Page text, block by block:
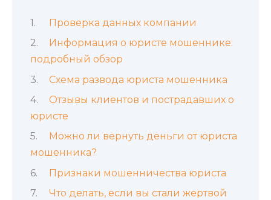
Проверка данных компании
Информация о юристе мошеннике:
подробный обзор
Схема развода юриста мошенника
Отзывы клиентов и пострадавших о
юристе
Можно ли вернуть деньги от юриста
мошенника?
Признаки мошенничества юриста
Что делать, если вы стали жертвой